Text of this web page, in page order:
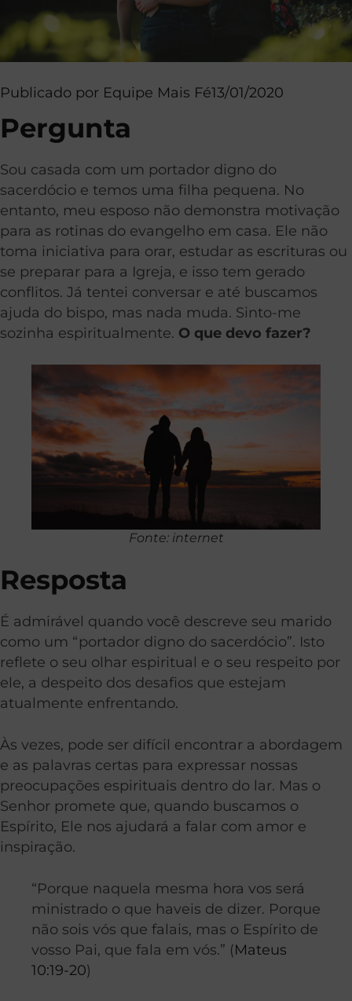
Publicado por Equipe Mais Fé13/01/2020
Pergunta
Sou casada com um portador digno do
sacerdócio e temos uma filha pequena. No
entanto, meu esposo não demonstra motivação
para as rotinas do evangelho em casa. Ele não
toma iniciativa para orar, estudar as escrituras ou
se preparar para a Igreja, e isso tem gerado
conflitos. Já tentei conversar e até buscamos
ajuda do bispo, mas nada muda. Sinto-me
sozinha espiritualmente. O que devo fazer?
Fonte: internet
Resposta
É admirável quando você descreve seu marido
como um “portador digno do sacerdócio”. Isto
reflete o seu olhar espiritual e o seu respeito por
ele, a despeito dos desafios que estejam
atualmente enfrentando.
Às vezes, pode ser difícil encontrar a abordagem
e as palavras certas para expressar nossas
preocupações espirituais dentro do lar. Mas o
Senhor promete que, quando buscamos o
Espírito, Ele nos ajudará a falar com amor e
inspiração.
“Porque naquela mesma hora vos será
ministrado o que haveis de dizer. Porque
não sois vós que falais, mas o Espírito de
vosso Pai, que fala em vós.” (Mateus
10:19-20)